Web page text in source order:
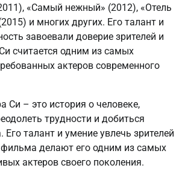
«Самый нежный» (2012), «Отель
и многих других. Его талант и
завоевали доверие зрителей и
считается одним из самых
актеров современного
Си – это история о человеке,
трудности и добиться
Его талант и умение увлечь зрителей
фильма делают его одним из самых
актеров своего поколения.